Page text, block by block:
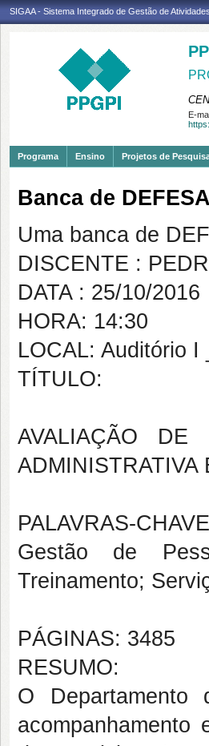
SIGAA - Sistema Integrado de Gestão de
E-
Programa Ensino Projetos de
Banca de
Uma banca de
DISCENTE :
DATA : 25/10/2016
HORA: 14:30
LOCAL: Auditório
TÍTULO:
AVALIAÇÃO
PALAVRAS-
Gestão de
Treinamento;
PÁGINAS: 3485
RESUMO:
O
acompanhamento